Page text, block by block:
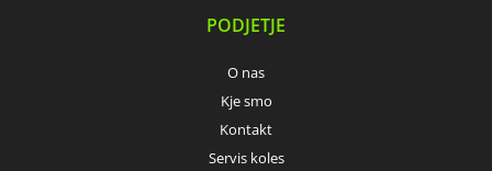
PODJETJE
O nas
Kje smo
Kontakt
Servis koles